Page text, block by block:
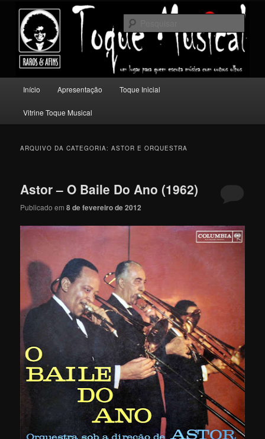
conteúdo
principal
conteúdo
secundário
Toque Musical
Um lugar para quem escuta música com outros olhos.
principal
Início Apresentação Toque Inicial
Vitrine Toque Musical
ARQUIVO DA CATEGORIA:ASTOR E ORQUESTRA
Astor – O Baile Do Ano (1962)
Publicado em8 de fevereiro de 2012